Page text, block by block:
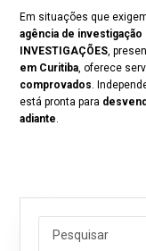
Em situações que
agência de investigação
INVESTIGAÇÕES,
em Curitiba, oferece
comprovados.
está pronta para
adiante.